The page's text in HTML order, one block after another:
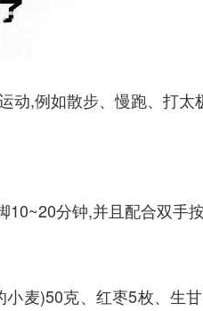
动,例如散步、慢跑、打
10~20分钟,并且配合双手
麦)50克、红枣5枚、生